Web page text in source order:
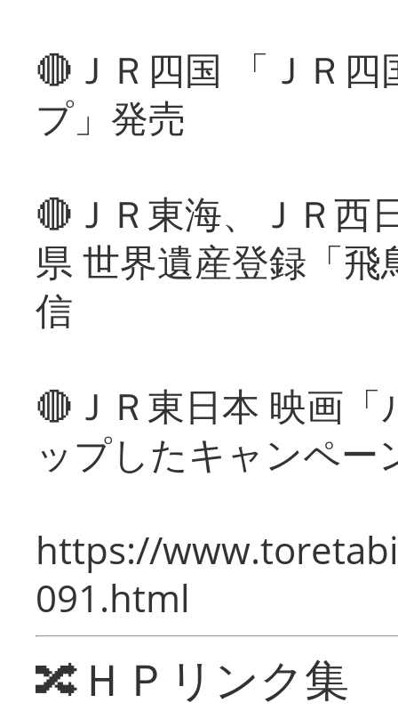
🔴ＪＲ四国 「ＪＲ
プ」発売
🔴ＪＲ東海、ＪＲ西
県 世界遺産登録「
信
🔴ＪＲ東日本 映画
ップしたキャンペー
https://
091.html
🔀ＨＰリンク集